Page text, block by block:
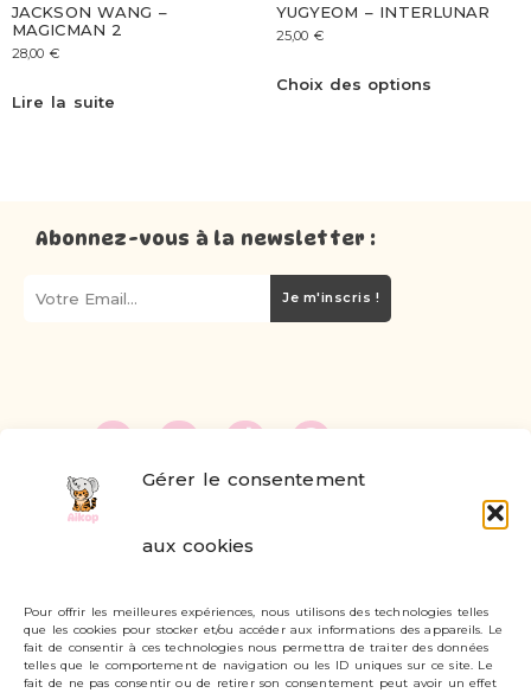
Gérer le consentement
aux cookies
Pour offrir les meilleures expériences, nous utilisons des technologies telles
que les cookies pour stocker et/ou accéder aux informations des appareils. Le
fait de consentir à ces technologies nous permettra de traiter des données
telles que le comportement de navigation ou les ID uniques sur ce site. Le
fait de ne pas consentir ou de retirer son consentement peut avoir un effet
JACKSON WANG –
MAGICMAN 2
28,00 €
Lire la suite
YUGYEOM – INTERLUNAR
25,00 €
Choix des options
Abonnez-vous à la newsletter :
Je m'inscris !
Livraisons et retours
Mon compte